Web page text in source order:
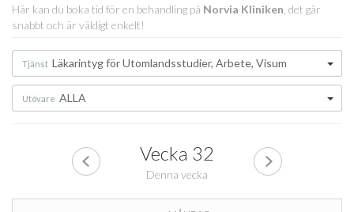
Här kan du boka tid för en behandling på Norvia Kliniken , det går
snabbt och är väldigt enkelt!
Tjänst Läkarintyg för Utomlandsstudier, Arbete, Visum
Utövare ALLA
Vecka 32
Denna vecka